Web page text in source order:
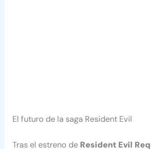
El futuro de la saga Resident Evil
Tras el estreno de Resident Evil